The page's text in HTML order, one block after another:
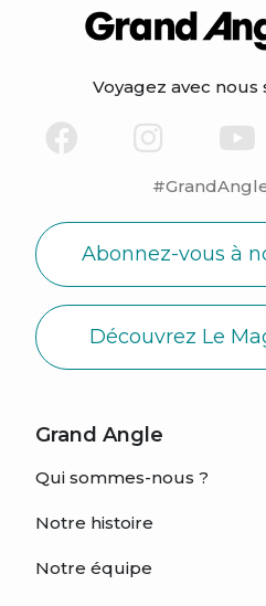
Voyagez avec nous
Abonnez-vous à
Découvrez Le
Grand Angle
Qui sommes-nous ?
Notre histoire
Notre équipe